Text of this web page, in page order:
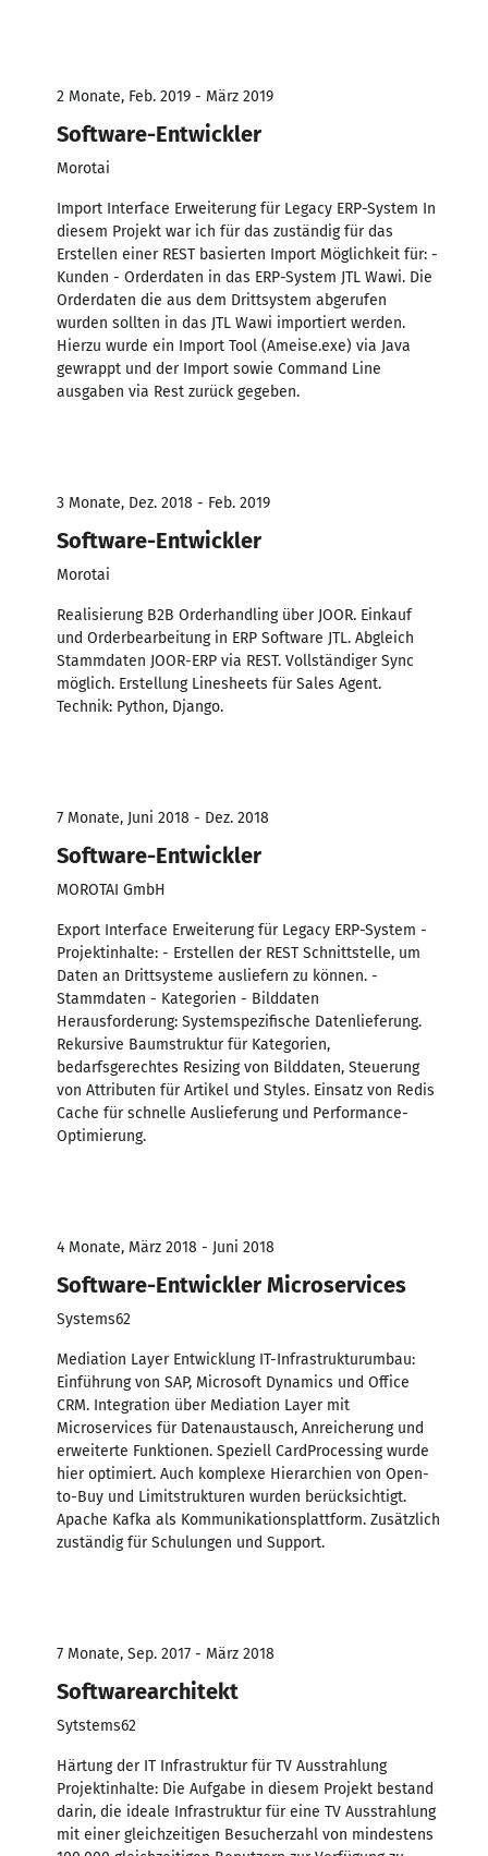
2 Monate, Feb. 2019 - März 2019
Software-Entwickler
Morotai
Import Interface Erweiterung für Legacy ERP-System In
diesem Projekt war ich für das zuständig für das
Erstellen einer REST basierten Import Möglichkeit für: -
Kunden - Orderdaten in das ERP-System JTL Wawi. Die
Orderdaten die aus dem Drittsystem abgerufen
wurden sollten in das JTL Wawi importiert werden.
Hierzu wurde ein Import Tool (Ameise.exe) via Java
gewrappt und der Import sowie Command Line
ausgaben via Rest zurück gegeben.
3 Monate, Dez. 2018 - Feb. 2019
Software-Entwickler
Morotai
Realisierung B2B Orderhandling über JOOR. Einkauf
und Orderbearbeitung in ERP Software JTL. Abgleich
Stammdaten JOOR-ERP via REST. Vollständiger Sync
möglich. Erstellung Linesheets für Sales Agent.
Technik: Python, Django.
7 Monate, Juni 2018 - Dez. 2018
Software-Entwickler
MOROTAI GmbH
Export Interface Erweiterung für Legacy ERP-System -
Projektinhalte: - Erstellen der REST Schnittstelle, um
Daten an Drittsysteme ausliefern zu können. -
Stammdaten - Kategorien - Bilddaten
Herausforderung: Systemspezifische Datenlieferung.
Rekursive Baumstruktur für Kategorien,
bedarfsgerechtes Resizing von Bilddaten, Steuerung
von Attributen für Artikel und Styles. Einsatz von Redis
Cache für schnelle Auslieferung und Performance-
Optimierung.
4 Monate, März 2018 - Juni 2018
Software-Entwickler Microservices
Systems62
Mediation Layer Entwicklung IT-Infrastrukturumbau:
Einführung von SAP, Microsoft Dynamics und Office
CRM. Integration über Mediation Layer mit
Microservices für Datenaustausch, Anreicherung und
erweiterte Funktionen. Speziell CardProcessing wurde
hier optimiert. Auch komplexe Hierarchien von Open-
to-Buy und Limitstrukturen wurden berücksichtigt.
Apache Kafka als Kommunikationsplattform. Zusätzlich
zuständig für Schulungen und Support.
7 Monate, Sep. 2017 - März 2018
Softwarearchitekt
Sytstems62
Härtung der IT Infrastruktur für TV Ausstrahlung
Projektinhalte: Die Aufgabe in diesem Projekt bestand
darin, die ideale Infrastruktur für eine TV Ausstrahlung
mit einer gleichzeitigen Besucherzahl von mindestens